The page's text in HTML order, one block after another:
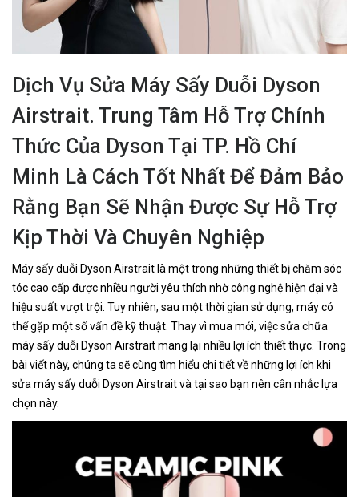
Dịch Vụ Sửa Máy Sấy Duỗi Dyson
Airstrait. Trung Tâm Hỗ Trợ Chính
Thức Của Dyson Tại TP. Hồ Chí
Minh Là Cách Tốt Nhất Để Đảm Bảo
Rằng Bạn Sẽ Nhận Được Sự Hỗ Trợ
Kịp Thời Và Chuyên Nghiệp
Máy sấy duỗi Dyson Airstrait là một trong những thiết bị chăm sóc
tóc cao cấp được nhiều người yêu thích nhờ công nghệ hiện đại và
hiệu suất vượt trội. Tuy nhiên, sau một thời gian sử dụng, máy có
thể gặp một số vấn đề kỹ thuật. Thay vì mua mới, việc sửa chữa
máy sấy duỗi Dyson Airstrait mang lại nhiều lợi ích thiết thực. Trong
bài viết này, chúng ta sẽ cùng tìm hiểu chi tiết về những lợi ích khi
sửa máy sấy duỗi Dyson Airstrait và tại sao bạn nên cân nhắc lựa
chọn này.